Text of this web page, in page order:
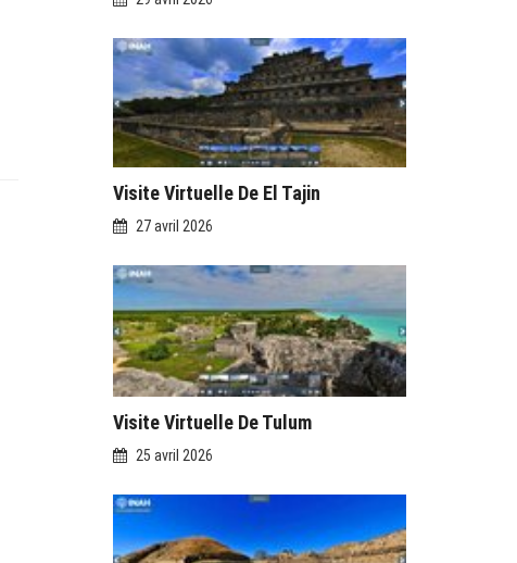
Visite Virtuelle De El Tajin
27 avril 2026
Visite Virtuelle De Tulum
25 avril 2026